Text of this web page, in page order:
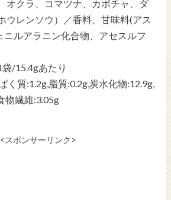
オクラ、コマツナ、カボチャ、ダ
ウレンソウ）／香料、甘味料(アス
ニルアラニン化合物、アセスルフ
袋/15.4gあたり
く質:1.2g,脂質:0.2g,炭水化物:12.9g,
物繊維:3.05g
<スポンサーリンク>